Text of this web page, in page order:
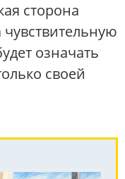
сторона
означать
своей